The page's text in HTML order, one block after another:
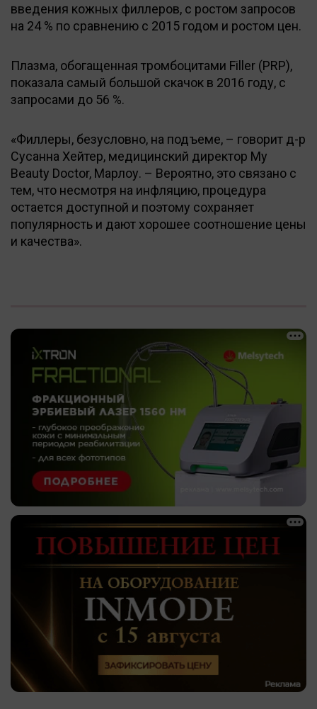
введения кожных филлеров, с ростом запросов
на 24 % по сравнению с 2015 годом и ростом цен.
Плазма, обогащенная тромбоцитами Filler (PRP),
показала самый большой скачок в 2016 году, с
запросами до 56 %.
«Филлеры, безусловно, на подъеме, – говорит д-р
Сусанна Хейтер, медицинский директор My
Beauty Doctor, Марлоу. – Вероятно, это связано с
тем, что несмотря на инфляцию, процедура
остается доступной и поэтому сохраняет
популярность и дают хорошее соотношение цены
и качества».